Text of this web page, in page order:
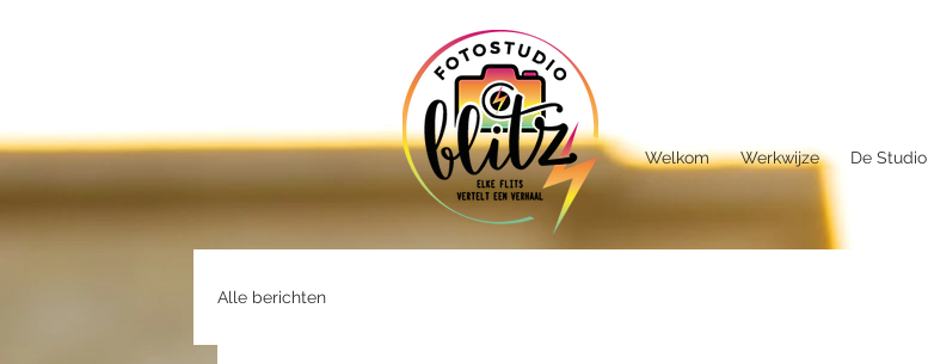
Welkom Werkwijze De Studio
Alle berichten